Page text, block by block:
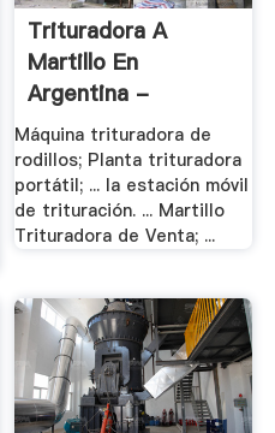
Trituradora A
Martillo En
Argentina -
Trituradora .
Máquina trituradora de
rodillos; Planta trituradora
portátil; ... la estación móvil
de trituración. ... Martillo
Trituradora de Venta; ...